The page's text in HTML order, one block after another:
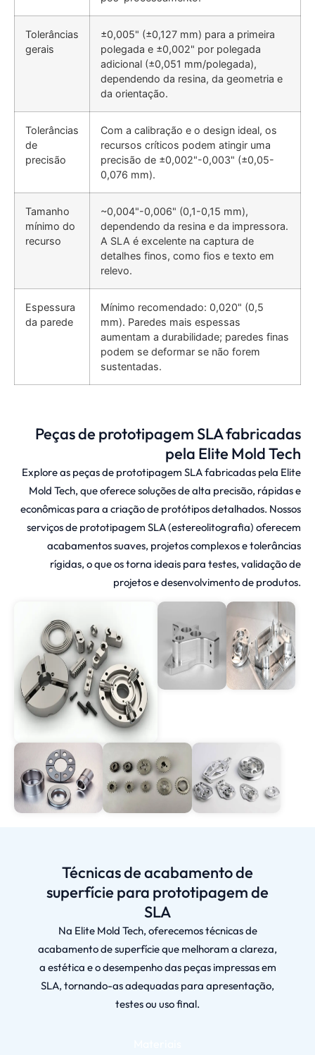
Tolerâncias
gerais
±0,005" (±0,127 mm) para a primeira
polegada e ±0,002" por polegada
adicional (±0,051 mm/polegada),
dependendo da resina, da geometria e
da orientação.
Tolerâncias
de
precisão
Com a calibração e o design ideal, os
recursos críticos podem atingir uma
precisão de ±0,002"-0,003" (±0,05-
0,076 mm).
Tamanho
mínimo do
recurso
~0,004"-0,006" (0,1-0,15 mm),
dependendo da resina e da impressora.
A SLA é excelente na captura de
detalhes finos, como fios e texto em
relevo.
Espessura
da parede
Mínimo recomendado: 0,020" (0,5
mm). Paredes mais espessas
aumentam a durabilidade; paredes finas
podem se deformar se não forem
sustentadas.
Peças de prototipagem SLA fabricadas
pela Elite Mold Tech
Explore as peças de prototipagem SLA fabricadas pela Elite
Mold Tech, que oferece soluções de alta precisão, rápidas e
econômicas para a criação de protótipos detalhados. Nossos
serviços de prototipagem SLA (estereolitografia) oferecem
acabamentos suaves, projetos complexos e tolerâncias
rígidas, o que os torna ideais para testes, validação de
projetos e desenvolvimento de produtos.
Técnicas de acabamento de
superfície para prototipagem de
SLA
Na Elite Mold Tech, oferecemos técnicas de
acabamento de superfície que melhoram a clareza,
a estética e o desempenho das peças impressas em
SLA, tornando-as adequadas para apresentação,
testes ou uso final.